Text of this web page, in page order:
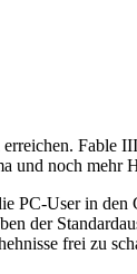
Fable
und noch mehr
PC-User in den
der
frei zu